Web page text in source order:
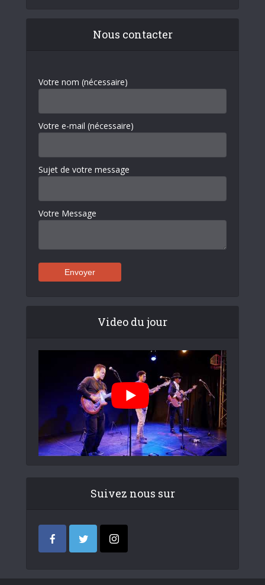
Nous contacter
Votre nom (nécessaire)
Votre e-mail (nécessaire)
Sujet de votre message
Votre Message
Video du jour
Suivez nous sur